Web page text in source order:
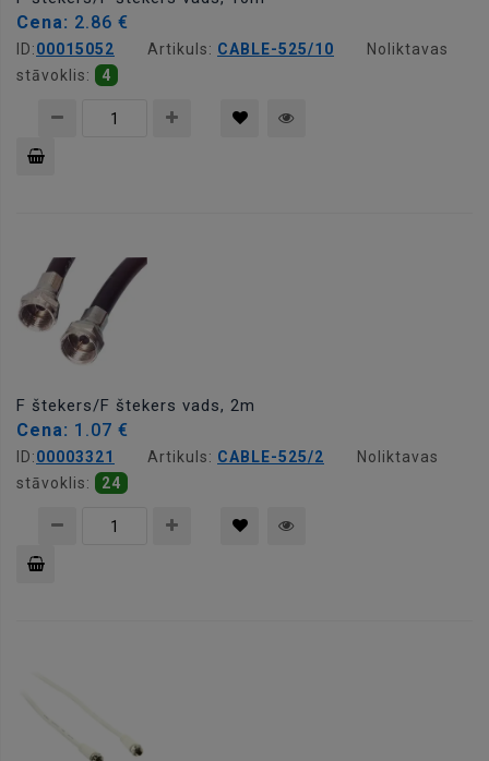
Cena: 2.86 €
ID:00015052 Artikuls: CABLE-525/10
Noliktavas
stāvoklis:
4
F štekers/F štekers vads, 2m
Cena: 1.07 €
ID:00003321 Artikuls: CABLE-525/2
Noliktavas
stāvoklis:
24